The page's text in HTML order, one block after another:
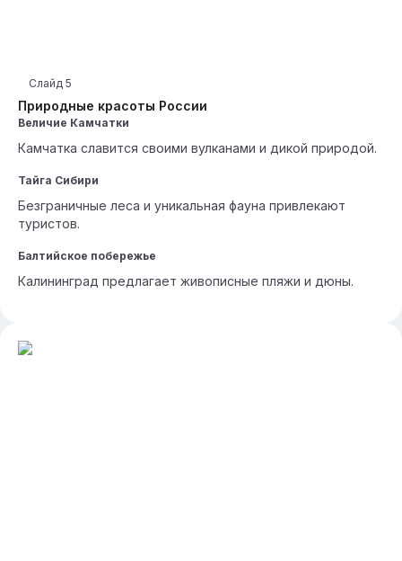
Природные красоты России
Слайд 5
Величие Камчатки
Камчатка славится своими вулканами и дикой природой.
Тайга Сибири
Безграничные леса и уникальная фауна привлекают
туристов.
Балтийское побережье
Калининград предлагает живописные пляжи и дюны.